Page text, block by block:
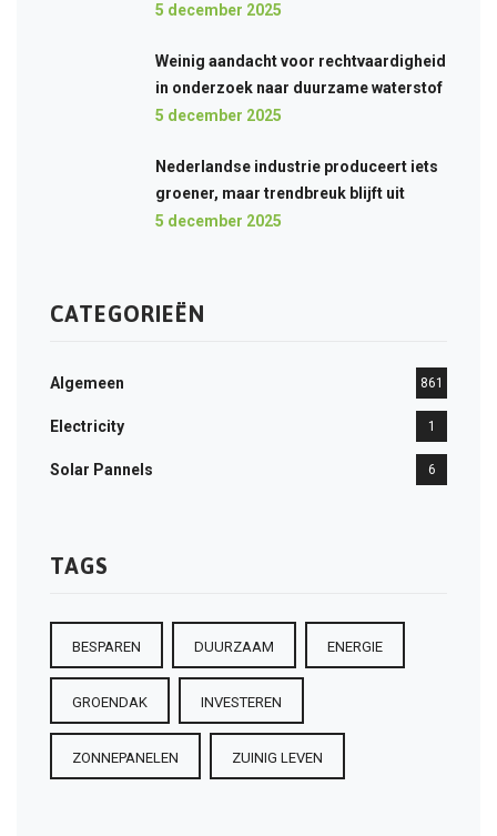
5 december 2025
Weinig aandacht voor rechtvaardigheid
in onderzoek naar duurzame waterstof
5 december 2025
Nederlandse industrie produceert iets
groener, maar trendbreuk blijft uit
5 december 2025
CATEGORIEËN
Algemeen 861
Electricity 1
Solar Pannels 6
TAGS
BESPAREN DUURZAAM ENERGIE
GROENDAK INVESTEREN
ZONNEPANELEN ZUINIG LEVEN